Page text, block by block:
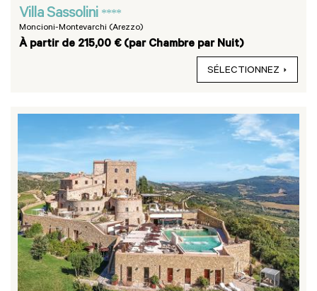
Villa Sassolini ****
Moncioni-Montevarchi (Arezzo)
À partir de 215,00 € (par Chambre par Nuit)
SÉLECTIONNEZ